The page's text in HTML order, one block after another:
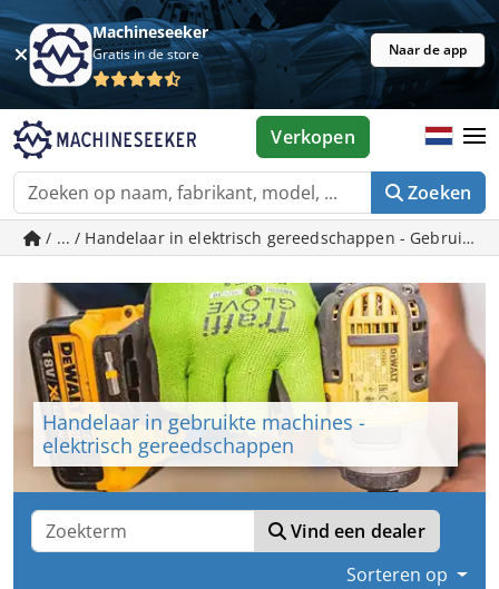
Machineseeker
Gratis in de store Naar de app
Zoeken
Verkopen
/ ... / Handelaar in elektrisch gereedschappen - Gebruikte
Handelaar in gebruikte machines -
elektrisch gereedschappen
Vind een dealer
Sorteren op